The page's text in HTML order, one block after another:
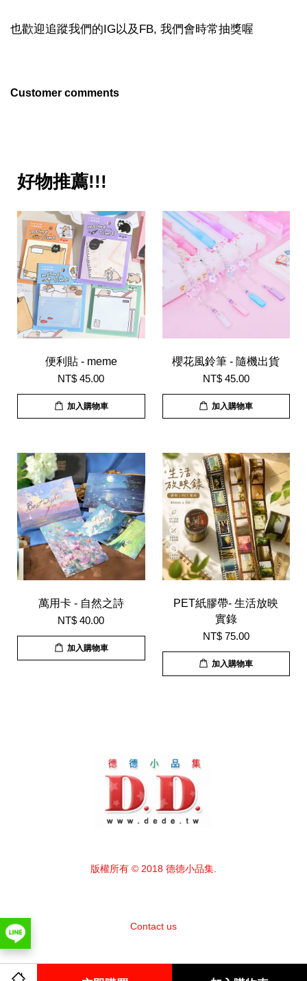
也歡迎追蹤我們的IG以及FB, 我們會時常抽獎喔
Customer comments
好物推薦!!!
便利貼 - meme
NT$ 45.00
加入購物車
櫻花風鈴筆 - 隨機出貨
NT$ 45.00
加入購物車
萬用卡 - 自然之詩
NT$ 40.00
加入購物車
PET紙膠帶- 生活放映
實錄
NT$ 75.00
加入購物車
版權所有 © 2018 德德小品集.
Contact us